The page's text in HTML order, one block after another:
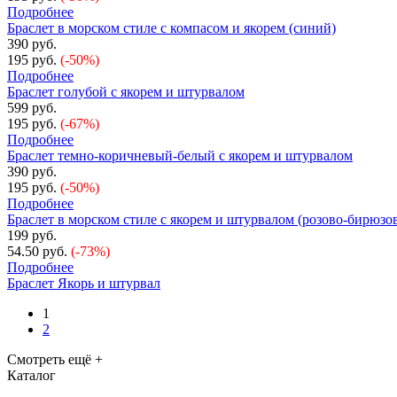
Подробнее
Браслет в морском стиле с компасом и якорем (синий)
390 руб.
195 руб. (-50%)
Подробнее
Браслет голубой с якорем и штурвалом
599 руб.
195 руб. (-67%)
Подробнее
Браслет темно-коричневый-белый с якорем и штурвалом
390 руб.
195 руб. (-50%)
Подробнее
Браслет в морском стиле с якорем и штурвалом (розово-
199 руб.
54.50 руб. (-73%)
Подробнее
Браслет Якорь и штурвал
1
2
Смотреть ещё +
Каталог